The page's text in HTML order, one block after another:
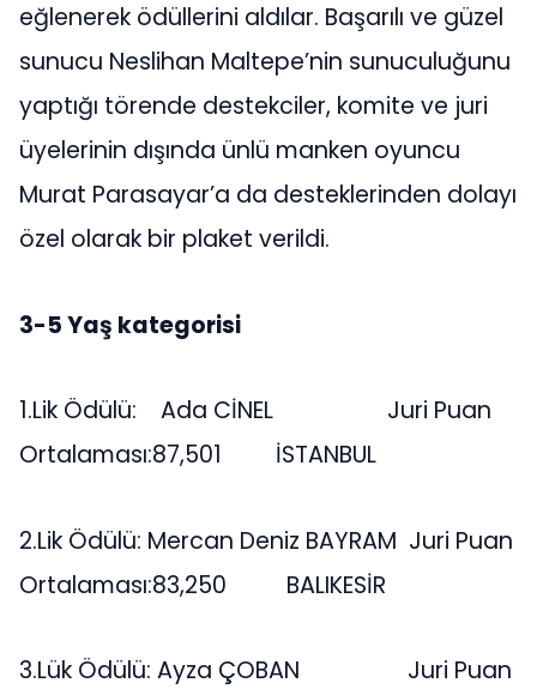
eğlenerek ödüllerini aldılar. Başarılı ve güzel
sunucu Neslihan Maltepe’nin sunuculuğunu
yaptığı törende destekciler, komite ve juri
üyelerinin dışında ünlü manken oyuncu
Murat Parasayar’a da desteklerinden dolayı
özel olarak bir plaket verildi.
3-5 Yaş kategorisi
1.Lik Ödülü: Ada CİNEL Juri Puan
Ortalaması:87,501 İSTANBUL
2.Lik Ödülü: Mercan Deniz BAYRAM Juri Puan
Ortalaması:83,250 BALIKESİR
3.Lük Ödülü: Ayza ÇOBAN Juri Puan